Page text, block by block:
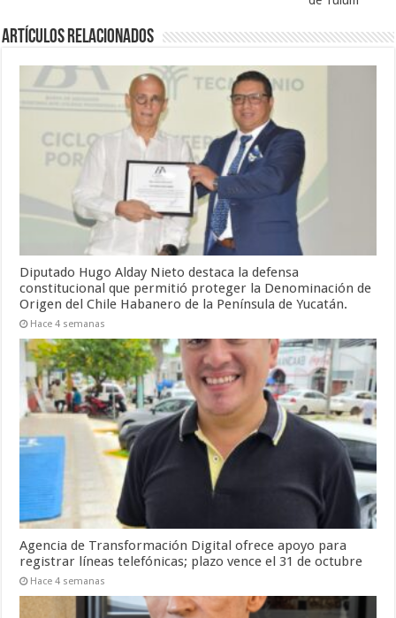
Artículos relacionados
Diputado Hugo Alday Nieto destaca la defensa
constitucional que permitió proteger la Denominación de
Origen del Chile Habanero de la Península de Yucatán.
Hace 4 semanas
Agencia de Transformación Digital ofrece apoyo para
registrar líneas telefónicas; plazo vence el 31 de octubre
Hace 4 semanas